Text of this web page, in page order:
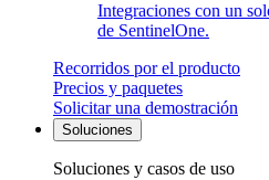
Integraciones con un
de SentinelOne.
Recorridos por el producto
Precios y paquetes
Solicitar una demostración
Soluciones
Soluciones y casos de uso